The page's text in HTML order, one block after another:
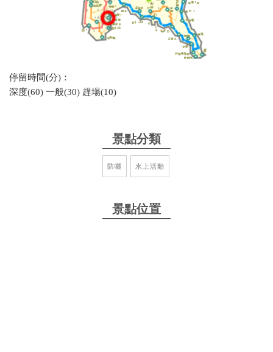
停留時間(分)：
深度(60) 一般(30) 趕場(10)
景點分類
防曬 水上活動
景點位置